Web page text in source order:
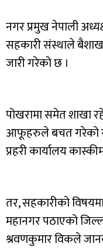
नगर प्रमुख नेपाली
सहकारी संस्थाले
जारी गरेको छ ।
पोखरामा समेत शाखा
आफूहरुले बचत गरेको
प्रहरी कार्यालय
तर, सहकारीको
महानगर पठाएको
श्रवणकुमार विकले